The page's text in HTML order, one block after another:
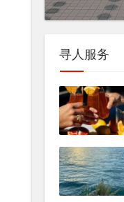
寻人服务